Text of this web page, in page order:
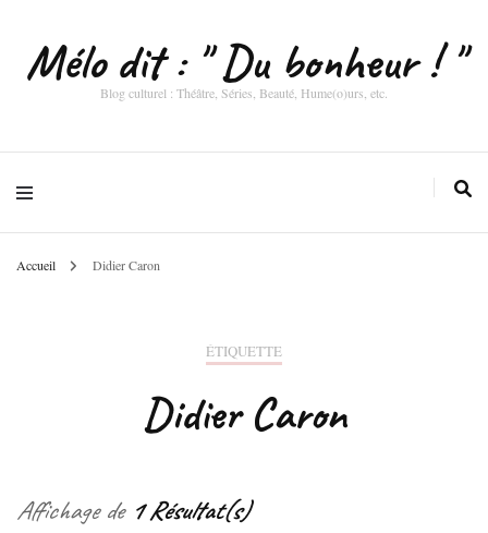
Mélo dit : " Du bonheur ! "
Blog culturel : Théâtre, Séries, Beauté, Hume(o)urs, etc.
Accueil Didier Caron
ÉTIQUETTE
Didier Caron
Affichage de 1 Résultat(s)